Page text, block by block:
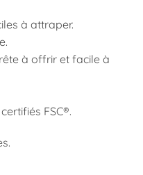
à attraper.
à offrir et facile à
FSC®.